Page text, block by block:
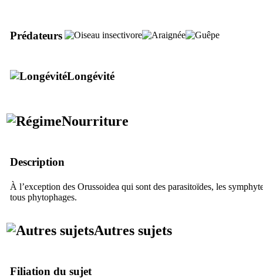
Prédateurs
Longévité
Nourriture
Description
À l’exception des Orussoidea qui sont des parasitoïdes, les
tous phytophages.
Autres sujets
Filiation du sujet